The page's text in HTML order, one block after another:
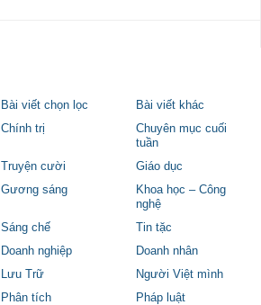
Bài viết chọn lọc
Bài viết khác
Chính trị
Chuyên mục cuối
tuần
Truyện cười
Giáo dục
Gương sáng
Khoa học – Công
nghệ
Sáng chế
Tin tặc
Doanh nghiệp
Doanh nhân
Lưu Trữ
Người Việt mình
Phân tích
Pháp luật